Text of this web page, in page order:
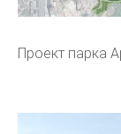
Проект парка